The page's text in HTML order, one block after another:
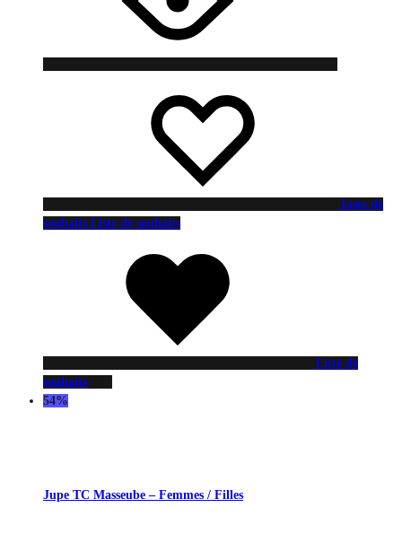
Liste de
souhaits Liste de souhaits
Liste de
souhaits
54%
Jupe TC Masseube – Femmes / Filles